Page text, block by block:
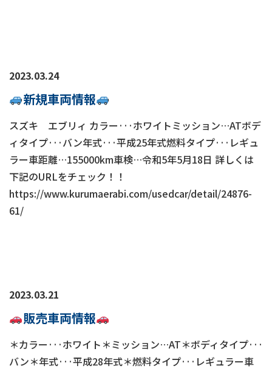
2023.03.24
新規車両情報
スズキ エブリィ カラー···ホワイトミッション…ATボデ
ィタイプ···バン年式···平成25年式燃料タイプ···レギュ
ラー車距離…155000km車検…令和5年5月18日 詳しくは
下記のURLをチェック！！
https://www.kurumaerabi.com/usedcar/detail/24876-
61/
2023.03.21
販売車両情報
＊カラー···ホワイト＊ミッション…AT＊ボディタイプ···
バン＊年式···平成28年式＊燃料タイプ···レギュラー車